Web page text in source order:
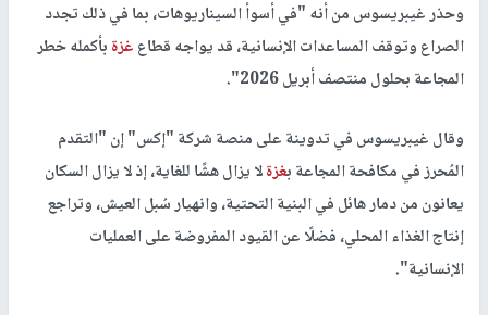
وحذر غيبريسوس من أنه "في أسوأ السيناريوهات، بما في ذلك تجدد
الصراع وتوقف المساعدات الإنسانية، قد يواجه قطاعغزةبأكمله خطر
المجاعة بحلول منتصف أبريل 2026".
وقال غيبريسوس في تدوينة على منصة شركة "إكس" إن "التقدم
المُحرز في مكافحة المجاعة بغزةلا يزال هشًا للغاية، إذ لا يزال السكان
يعانون من دمار هائل في البنية التحتية، وانهيار سُبل العيش، وتراجع
إنتاج الغذاء المحلي، فضلًا عن القيود المفروضة على العمليات
الإنسانية".